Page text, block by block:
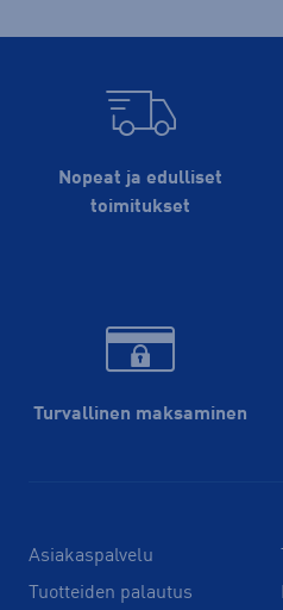
Nopeat ja edulliset
toimitukset
Turvallinen maksaminen
Asiakaspalvelu
Tuotteiden palautus